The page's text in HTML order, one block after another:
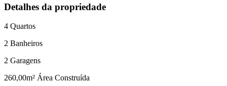
Detalhes da propriedade
4 Quartos
2 Banheiros
2 Garagens
260,00m² Área Construída